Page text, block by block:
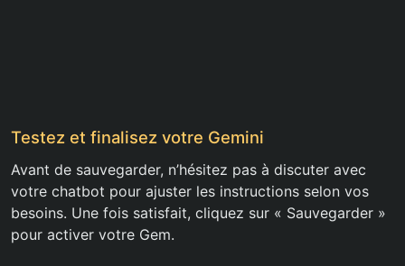
Testez et finalisez votre Gemini
Avant de sauvegarder, n’hésitez pas à discuter avec
votre chatbot pour ajuster les instructions selon vos
besoins. Une fois satisfait, cliquez sur « Sauvegarder »
pour activer votre Gem.